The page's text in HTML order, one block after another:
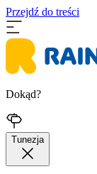
Przejdź do treści
Dokąd?
Tunezja